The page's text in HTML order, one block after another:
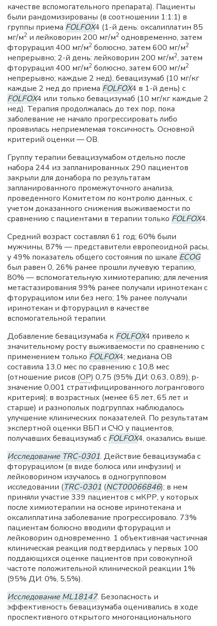
качестве вспомогательного препарата). Пациенты
были рандомизированы (в соотношении 1:1:1) в
группы приема FOLFOX4 (1-й день: оксалиплатин 85
мг/м2 и лейковорин 200 мг/м2 одновременно, затем
фторурацил 400 мг/м2 болюсно, затем 600 мг/м2
непрерывно; 2-й день: лейковорин 200 мг/м2, затем
фторурацил 400 мг/м2 болюсно, затем 600 мг/м2
непрерывно; каждые 2 нед), бевацизумаб (10 мг/кг
каждые 2 нед до приема FOLFOX4 в 1-й день) с
FOLFOX4 или только бевацизумаб (10 мг/кг каждые 2
нед). Терапия продолжалась до тех пор, пока
заболевание не начало прогрессировать либо
проявилась неприемлемая токсичность. Основной
критерий оценки — ОВ.
Группу терапии бевацизумабом отдельно после
набора 244 из запланированных 290 пациентов
закрыли для донабора по результатам
запланированного промежуточного анализа,
проведенного Комитетом по контролю данных, с
учетом доказанного снижения выживаемости по
сравнению с пациентами в терапии только FOLFOX4.
Средний возраст составлял 61 год; 60% были
мужчины, 87% — представители европеоидной расы,
у 49% показатель общего состояния по шкале ECOG
был равен 0, 26% ранее прошли лучевую терапию,
80% — вспомогательную химиотерапию; для лечения
метастазирования 99% ранее получали иринотекан с
фторурацилом или без него; 1% ранее получали
иринотекан и фторурацил в качестве
вспомогательной терапии.
Добавление бевацизумаба к FOLFOX4 привело к
значительному росту выживаемости по сравнению с
применением только FOLFOX4; медиана ОВ
составила 13,0 мес по сравнению с 10,8 мес
(отношение рисов (ОР) 0,75 (95% ДИ: 0,63, 0,89), p-
значение 0,001 стратифицированного логрангового
критерия); в возрастных (менее 65 лет, 65 лет и
старше) и разнополых подгруппах наблюдалось
улучшение клинических показателей. По результатам
экспертной оценки ВБП и СЧО у пациентов,
получавших бевацизумаб с FOLFOX4, оказались выше.
Исследование TRC-0301. Действие бевацизумаба с
фторурацилом (в виде болюса или инфузии) и
лейковорином изучалось в одногрупповом
исследовании (TRC-0301 (NCT00066846); в нем
приняли участие 339 пациентов с мКРР, у которых
после химиотерапии на основе иринотекана и
оксалиплатина заболевание прогрессировало. 73%
пациентам болюсно вводили фторурацил и
лейковорин одновременно. 1 объективная частичная
клиническая реакция подтвердилась у первых 100
поддающихся оценке пациентов при совокупной
частоте положительной клинической реакции 1%
(95% ДИ: 0%, 5,5%).
Исследование ML18147. Безопасность и
эффективность бевацизумаба оценивались в ходе
проспективного открытого многонационального